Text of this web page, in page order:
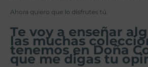
Ahora quiero que lo disfrutes tú.
Te voy a enseñar
las muchas
tenemos en Doña
que me digas tu